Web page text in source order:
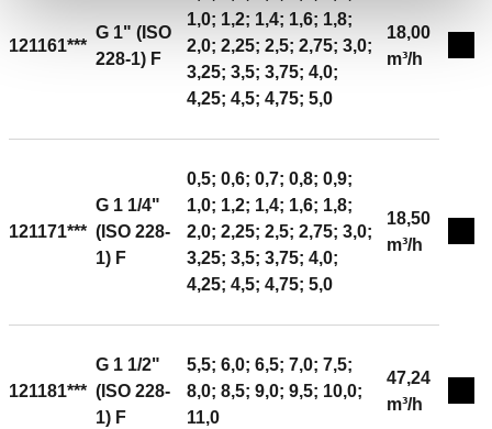
50 %. средно: вода. Oпсег △ стр: 15–200 kPa. Kv:
6,90 m³/h. Материјал: месинг отпорен на
121161***
G 1" (ISO
228-1) F
1,0; 1,2; 1,4; 1,6; 1,8;
2,0; 2,25; 2,5; 2,75; 3,0;
3,25; 3,5; 3,75; 4,0;
4,25; 4,5; 4,75; 5,0
18,00
m³/h
121171***
G 1 1/4"
(ISO 228-
1) F
0,5; 0,6; 0,7; 0,8; 0,9;
1,0; 1,2; 1,4; 1,6; 1,8;
2,0; 2,25; 2,5; 2,75; 3,0;
3,25; 3,5; 3,75; 4,0;
4,25; 4,5; 4,75; 5,0
18,50
m³/h
121181***
G 1 1/2"
(ISO 228-
1) F
5,5; 6,0; 6,5; 7,0; 7,5;
8,0; 8,5; 9,0; 9,5; 10,0;
11,0
47,24
m³/h